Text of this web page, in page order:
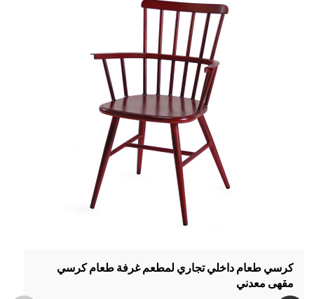
كرسي طعام داخلي تجاري لمطعم غرفة طعام كرسي
مقهى معدني